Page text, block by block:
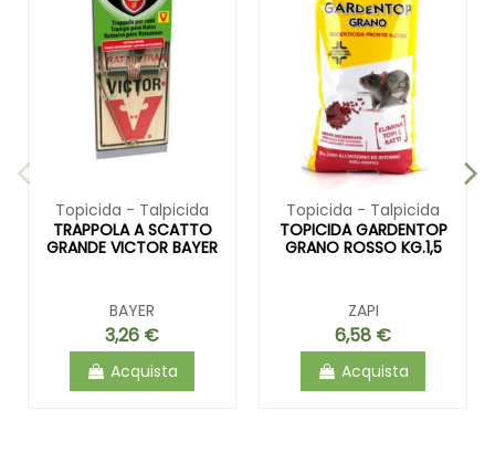
Topicida - Talpicida
TRAPPOLA A SCATTO
GRANDE VICTOR BAYER
BAYER
3,26 €
Acquista
Topicida - Talpicida
TOPICIDA GARDENTOP
GRANO ROSSO KG.1,5
ZAPI
6,58 €
Acquista